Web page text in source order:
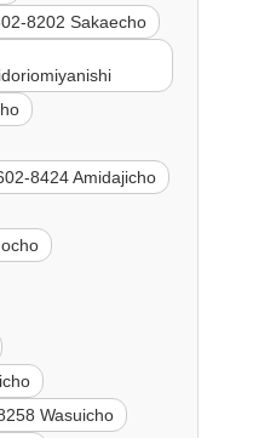
8202 Sakaecho
8424 Amidajicho
Wasuicho